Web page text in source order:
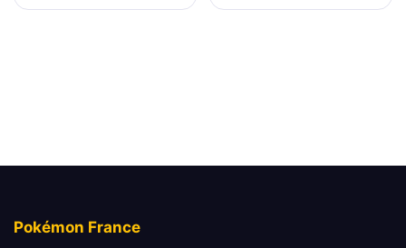
Pokémon France